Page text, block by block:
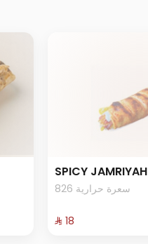
SPICY JAMRIYAH
826 سعرة حرارية
⁨⁦‪‬ 18⁩